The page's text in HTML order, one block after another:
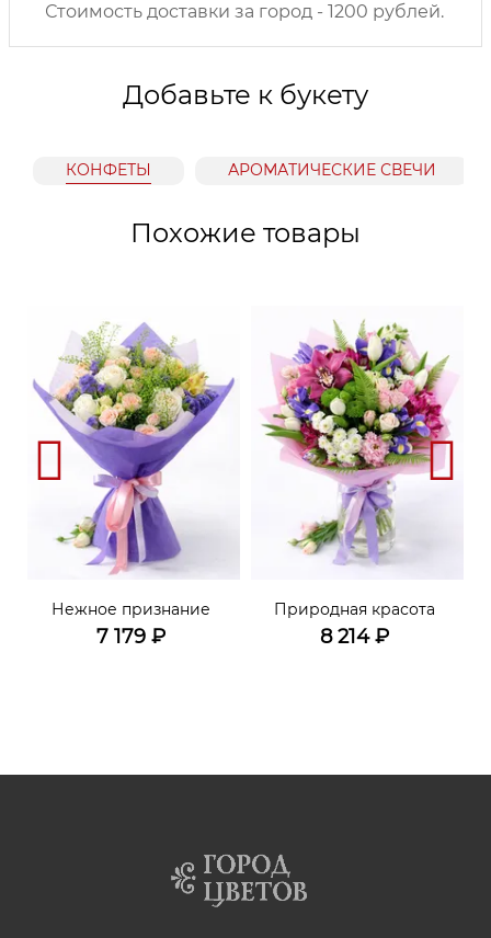
Стоимость доставки за город - 1200 рублей.
Добавьте к букету
КОНФЕТЫ АРОМАТИЧЕСКИЕ СВЕЧИ
Похожие товары
Нежное признание
7 179 ₽
Природная красота
8 214₽